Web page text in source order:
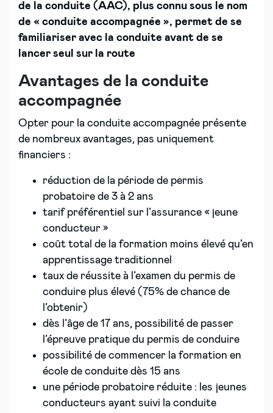
de la conduite (AAC), plus connu sous le nom
de « conduite accompagnée », permet de se
familiariser avec la conduite avant de se
lancer seul sur la route
Avantages de la conduite
accompagnée
Opter pour la conduite accompagnée présente
de nombreux avantages, pas uniquement
financiers :
réduction de la période de permis
probatoire de 3 à 2 ans
tarif préférentiel sur l’assurance « jeune
conducteur »
coût total de la formation moins élevé qu’en
apprentissage traditionnel
taux de réussite à l’examen du permis de
conduire plus élevé (75% de chance de
l’obtenir)
dès l’âge de 17 ans, possibilité de passer
l’épreuve pratique du permis de conduire
possibilité de commencer la formation en
école de conduite dès 15 ans
une période probatoire réduite : les jeunes
conducteurs ayant suivi la conduite